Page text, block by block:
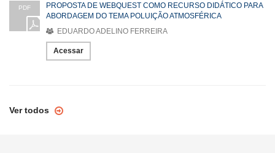
PDF
PROPOSTA DE WEBQUEST COMO RECURSO DIDÁTICO PARA
ABORDAGEM DO TEMA POLUIÇÃO ATMOSFÉRICA
EDUARDO ADELINO FERREIRA
Acessar
Ver todos